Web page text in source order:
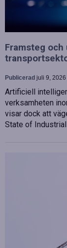
Framsteg och
Publicerad juli 9, 2026
Artificiell
verksamheten
visar dock att
State of Industrial